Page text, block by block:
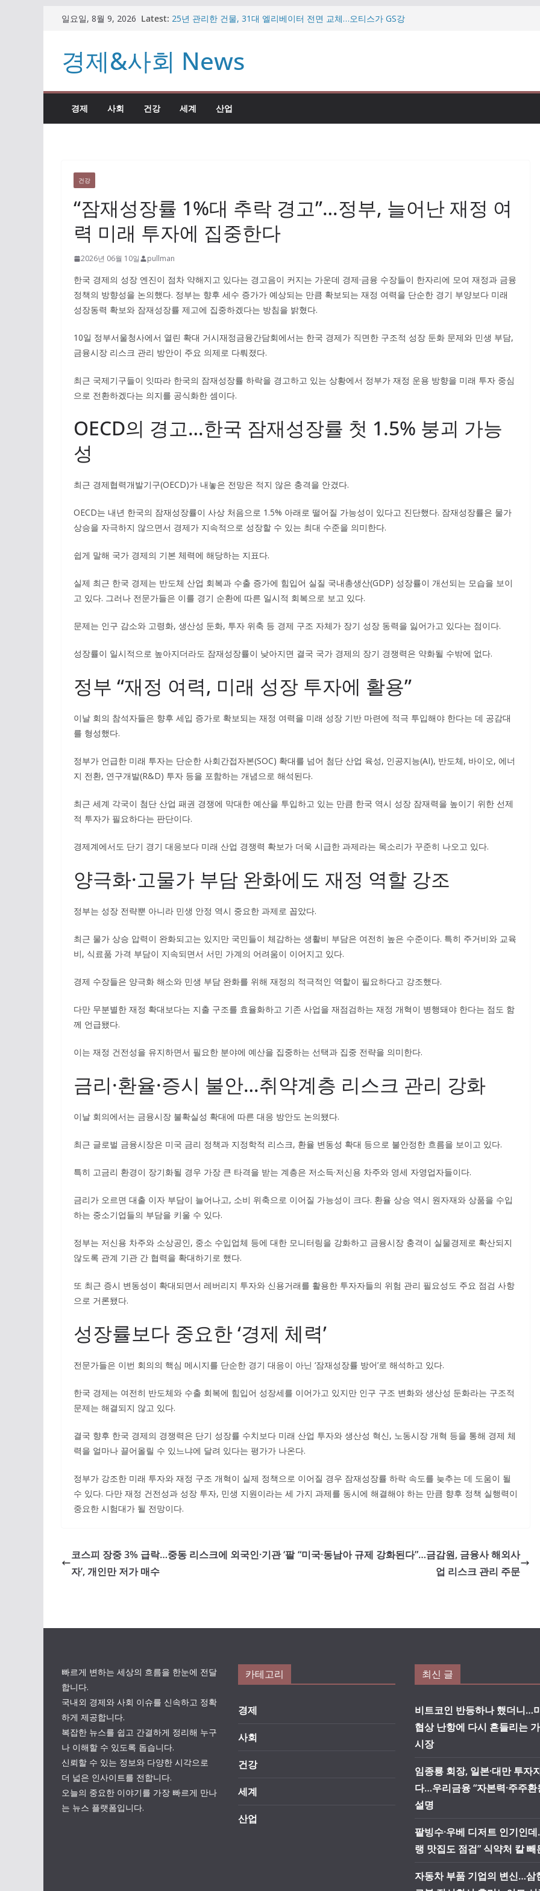
일요일, 8월 9, 2026 Latest: 25년 관리한 건물, 31대 엘리베이터 전면 교체…오티스가 GS강
가상자산 시장
임종룡 회장, 일본·대만 투자자 만난다…우리금융 “자본력·주주환
팥빙수·우베 디저트 인기인데…”미슐랭 맛집도 점검” 식약처 칼
빼든 이유
자동차 부품 기업의 변신…삼현, 북미 로봇 전시회서 휴머노이드
시장 공략
경제&사회 News
경제 사회 건강 세계 산업
건강
“잠재성장률 1%대 추락 경고”…정부, 늘어난 재정 여
력 미래 투자에 집중한다
2026년 06월 10일 pullman
한국 경제의 성장 엔진이 점차 약해지고 있다는 경고음이 커지는 가운데 경제·금융 수장들이 한자리에 모여 재정과 금융
정책의 방향성을 논의했다. 정부는 향후 세수 증가가 예상되는 만큼 확보되는 재정 여력을 단순한 경기 부양보다 미래
성장동력 확보와 잠재성장률 제고에 집중하겠다는 방침을 밝혔다.
10일 정부서울청사에서 열린 확대 거시재정금융간담회에서는 한국 경제가 직면한 구조적 성장 둔화 문제와 민생 부담,
금융시장 리스크 관리 방안이 주요 의제로 다뤄졌다.
최근 국제기구들이 잇따라 한국의 잠재성장률 하락을 경고하고 있는 상황에서 정부가 재정 운용 방향을 미래 투자 중심
으로 전환하겠다는 의지를 공식화한 셈이다.
OECD의 경고…한국 잠재성장률 첫 1.5% 붕괴 가능
성
최근 경제협력개발기구(OECD)가 내놓은 전망은 적지 않은 충격을 안겼다.
OECD는 내년 한국의 잠재성장률이 사상 처음으로 1.5% 아래로 떨어질 가능성이 있다고 진단했다. 잠재성장률은 물가
상승을 자극하지 않으면서 경제가 지속적으로 성장할 수 있는 최대 수준을 의미한다.
쉽게 말해 국가 경제의 기본 체력에 해당하는 지표다.
실제 최근 한국 경제는 반도체 산업 회복과 수출 증가에 힘입어 실질 국내총생산(GDP) 성장률이 개선되는 모습을 보이
고 있다. 그러나 전문가들은 이를 경기 순환에 따른 일시적 회복으로 보고 있다.
문제는 인구 감소와 고령화, 생산성 둔화, 투자 위축 등 경제 구조 자체가 장기 성장 동력을 잃어가고 있다는 점이다.
성장률이 일시적으로 높아지더라도 잠재성장률이 낮아지면 결국 국가 경제의 장기 경쟁력은 약화될 수밖에 없다.
정부 “재정 여력, 미래 성장 투자에 활용”
이날 회의 참석자들은 향후 세입 증가로 확보되는 재정 여력을 미래 성장 기반 마련에 적극 투입해야 한다는 데 공감대
를 형성했다.
정부가 언급한 미래 투자는 단순한 사회간접자본(SOC) 확대를 넘어 첨단 산업 육성, 인공지능(AI), 반도체, 바이오, 에너
지 전환, 연구개발(R&D) 투자 등을 포함하는 개념으로 해석된다.
최근 세계 각국이 첨단 산업 패권 경쟁에 막대한 예산을 투입하고 있는 만큼 한국 역시 성장 잠재력을 높이기 위한 선제
적 투자가 필요하다는 판단이다.
경제계에서도 단기 경기 대응보다 미래 산업 경쟁력 확보가 더욱 시급한 과제라는 목소리가 꾸준히 나오고 있다.
양극화·고물가 부담 완화에도 재정 역할 강조
정부는 성장 전략뿐 아니라 민생 안정 역시 중요한 과제로 꼽았다.
최근 물가 상승 압력이 완화되고는 있지만 국민들이 체감하는 생활비 부담은 여전히 높은 수준이다. 특히 주거비와 교육
비, 식료품 가격 부담이 지속되면서 서민 가계의 어려움이 이어지고 있다.
경제 수장들은 양극화 해소와 민생 부담 완화를 위해 재정의 적극적인 역할이 필요하다고 강조했다.
다만 무분별한 재정 확대보다는 지출 구조를 효율화하고 기존 사업을 재점검하는 재정 개혁이 병행돼야 한다는 점도 함
께 언급됐다.
이는 재정 건전성을 유지하면서 필요한 분야에 예산을 집중하는 선택과 집중 전략을 의미한다.
금리·환율·증시 불안…취약계층 리스크 관리 강화
이날 회의에서는 금융시장 불확실성 확대에 따른 대응 방안도 논의됐다.
최근 글로벌 금융시장은 미국 금리 정책과 지정학적 리스크, 환율 변동성 확대 등으로 불안정한 흐름을 보이고 있다.
특히 고금리 환경이 장기화될 경우 가장 큰 타격을 받는 계층은 저소득·저신용 차주와 영세 자영업자들이다.
금리가 오르면 대출 이자 부담이 늘어나고, 소비 위축으로 이어질 가능성이 크다. 환율 상승 역시 원자재와 상품을 수입
하는 중소기업들의 부담을 키울 수 있다.
정부는 저신용 차주와 소상공인, 중소 수입업체 등에 대한 모니터링을 강화하고 금융시장 충격이 실물경제로 확산되지
않도록 관계 기관 간 협력을 확대하기로 했다.
또 최근 증시 변동성이 확대되면서 레버리지 투자와 신용거래를 활용한 투자자들의 위험 관리 필요성도 주요 점검 사항
으로 거론됐다.
성장률보다 중요한 ‘경제 체력’
전문가들은 이번 회의의 핵심 메시지를 단순한 경기 대응이 아닌 ‘잠재성장률 방어’로 해석하고 있다.
한국 경제는 여전히 반도체와 수출 회복에 힘입어 성장세를 이어가고 있지만 인구 구조 변화와 생산성 둔화라는 구조적
문제는 해결되지 않고 있다.
결국 향후 한국 경제의 경쟁력은 단기 성장률 수치보다 미래 산업 투자와 생산성 혁신, 노동시장 개혁 등을 통해 경제 체
력을 얼마나 끌어올릴 수 있느냐에 달려 있다는 평가가 나온다.
정부가 강조한 미래 투자와 재정 구조 개혁이 실제 정책으로 이어질 경우 잠재성장률 하락 속도를 늦추는 데 도움이 될
수 있다. 다만 재정 건전성과 성장 투자, 민생 지원이라는 세 가지 과제를 동시에 해결해야 하는 만큼 향후 정책 실행력이
중요한 시험대가 될 전망이다.
코스피 장중 3% 급락…중동 리스크에 외국인·기관 ‘팔
자’, 개인만 저가 매수
“미국·동남아 규제 강화된다”…금감원, 금융사 해외사
업 리스크 관리 주문
빠르게 변하는 세상의 흐름을 한눈에 전달
합니다.
국내외 경제와 사회 이슈를 신속하고 정확
하게 제공합니다.
복잡한 뉴스를 쉽고 간결하게 정리해 누구
나 이해할 수 있도록 돕습니다.
신뢰할 수 있는 정보와 다양한 시각으로
더 넓은 인사이트를 전합니다.
오늘의 중요한 이야기를 가장 빠르게 만나
는 뉴스 플랫폼입니다.
카테고리
경제
사회
건강
세계
산업
최신 글
비트코인 반등하나 했더니…
협상 난항에 다시 흔들리는
시장
임종룡 회장, 일본·대만 투자
다…우리금융 “자본력·주주환
설명
팥빙수·우베 디저트 인기인
랭 맛집도 점검” 식약처 칼 빼
자동차 부품 기업의 변신…삼